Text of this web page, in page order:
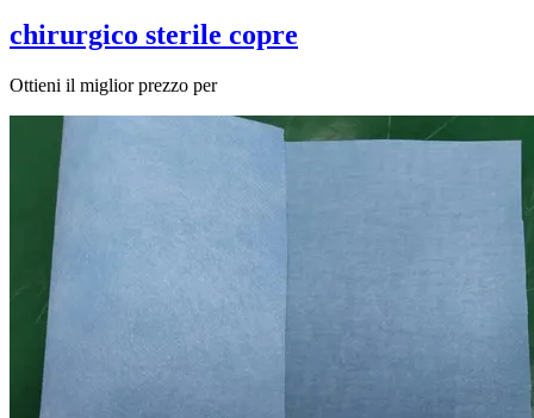
chirurgico sterile copre
Ottieni il miglior prezzo per